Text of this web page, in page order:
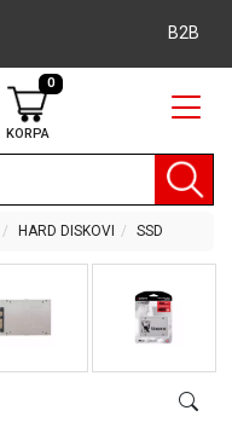
B2B
KORPA
0
HARD DISKOVI SSD